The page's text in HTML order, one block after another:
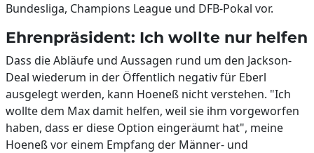
Bundesliga, Champions League und DFB-Pokal vor.
Ehrenpräsident: Ich wollte nur helfen
Dass die Abläufe und Aussagen rund um den Jackson-
Deal wiederum in der Öffentlich negativ für Eberl
ausgelegt werden, kann Hoeneß nicht verstehen. "Ich
wollte dem Max damit helfen, weil sie ihm vorgeworfen
haben, dass er diese Option eingeräumt hat", meine
Hoeneß vor einem Empfang der Männer- und